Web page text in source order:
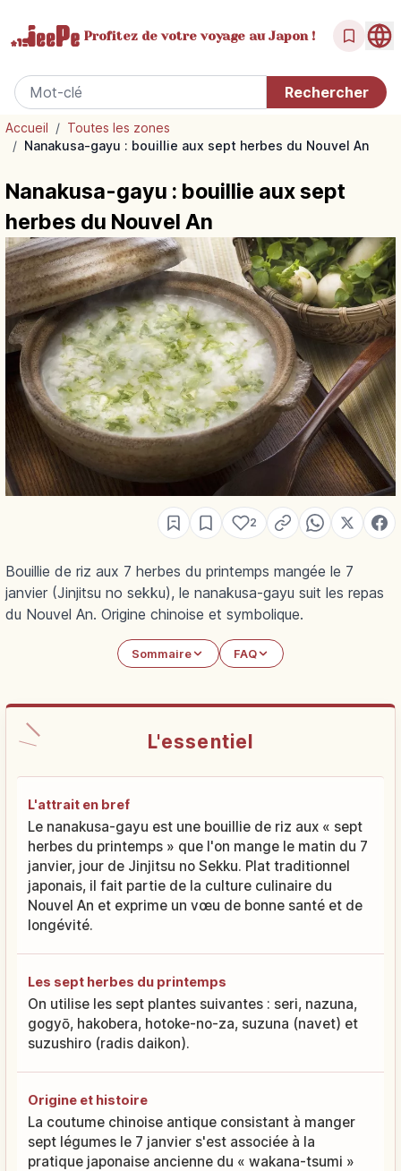
Profitez de votrevoyage au Japon !
Accueil / Toutes les zones
/ Nanakusa-gayu : bouillie aux sept herbes du Nouvel An
Nanakusa-gayu : bouillie aux sept
herbes du Nouvel An
2
Bouillie de riz aux 7 herbes du printemps mangée le 7
janvier (Jinjitsu no sekku), le nanakusa-gayu suit les repas
du Nouvel An. Origine chinoise et symbolique.
Sommaire FAQ
L'essentiel
L'attrait en bref
Le nanakusa-gayu est une bouillie de riz aux « sept
herbes du printemps » que l'on mange le matin du 7
janvier, jour de Jinjitsu no Sekku. Plat traditionnel
japonais, il fait partie de la culture culinaire du
Nouvel An et exprime un vœu de bonne santé et de
longévité.
Les sept herbes du printemps
On utilise les sept plantes suivantes : seri, nazuna,
gogyō, hakobera, hotoke-no-za, suzuna (navet) et
suzushiro (radis daikon).
Origine et histoire
La coutume chinoise antique consistant à manger
sept légumes le 7 janvier s'est associée à la
pratique japonaise ancienne du « wakana-tsumi »